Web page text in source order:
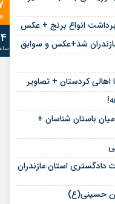
برداشت انواع برنج + عکس
شد+عکس و سوابق
باستان شناسان +
استان مازندران
حسینی(ع)